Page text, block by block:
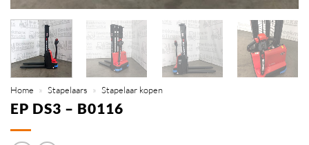
Home » Stapelaars » Stapelaar kopen
EP DS3 – B0116